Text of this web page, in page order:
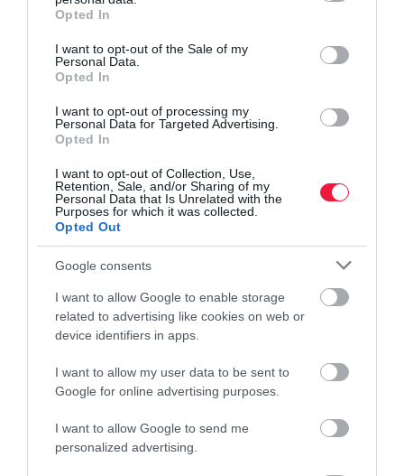
grant or deny consent to Google and its third-party tags to
use your data for below specified purposes in below Google
consent section.
Opted In
I want to opt-out of the Sale of my
Personal Data.
Opted In
I want to opt-out of processing my
Personal Data for Targeted Advertising.
Opted In
I want to opt-out of Collection, Use,
Retention, Sale, and/or Sharing of my
Personal Data that Is Unrelated with the
Purposes for which it was collected.
Opted Out
Google consents
I want to allow Google to enable storage
related to advertising like cookies on web or
device identifiers in apps.
I want to allow my user data to be sent to
Google for online advertising purposes.
I want to allow Google to send me
personalized advertising.